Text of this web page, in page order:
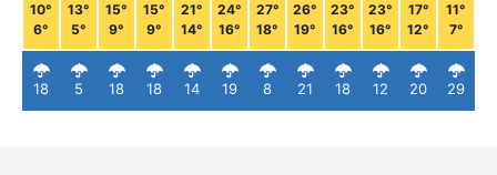
10°
6°
18
13°
5°
5
15°
9°
18
15°
9°
18
21°
14°
14
24°
16°
19
27°
18°
8
26°
19°
21
23°
16°
18
23°
16°
12
17°
12°
20
11°
7°
29